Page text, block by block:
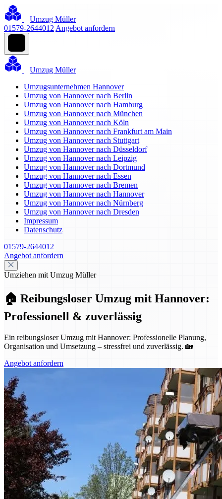
Umzug Müller
01579-2644012 Angebot anfordern
Umzug Müller
Umzugsunternehmen Hannover
Umzug von Hannover nach Berlin
Umzug von Hannover nach Hamburg
Umzug von Hannover nach München
Umzug von Hannover nach Köln
Umzug von Hannover nach Frankfurt am Main
Umzug von Hannover nach Stuttgart
Umzug von Hannover nach Düsseldorf
Umzug von Hannover nach Leipzig
Umzug von Hannover nach Dortmund
Umzug von Hannover nach Essen
Umzug von Hannover nach Bremen
Umzug von Hannover nach Hannover
Umzug von Hannover nach Nürnberg
Umzug von Hannover nach Dresden
Impressum
Datenschutz
01579-2644012
Angebot anfordern
Umziehen mit Umzug Müller
🏠 Reibungsloser Umzug mit Hannover:
Professionell & zuverlässig
Ein reibungsloser Umzug mit Hannover: Professionelle Planung,
Organisation und Umsetzung – stressfrei und zuverlässig. 🏡
Angebot anfordern